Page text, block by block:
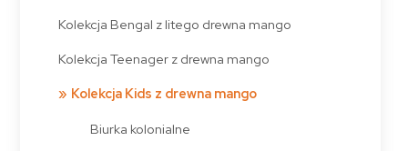
Kolekcja Bengal z litego drewna mango
Kolekcja Teenager z drewna mango
Kolekcja Kids z drewna mango
Biurka kolonialne